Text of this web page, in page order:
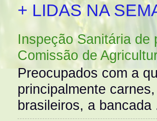
+ LIDAS NA
Inspeção Sanitária de
Comissão de
Preocupados com a
principalmente
brasileiros, a bancada